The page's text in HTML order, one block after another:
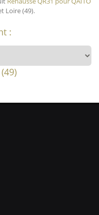
Loire (49).
: